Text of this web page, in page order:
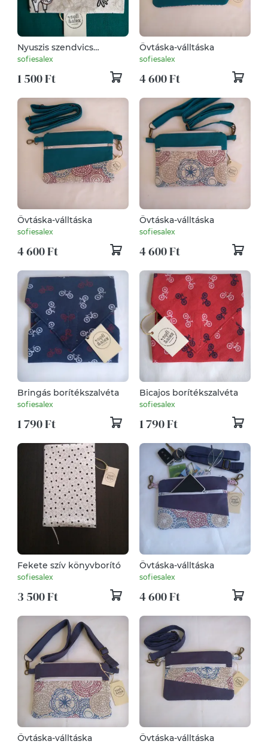
Nyuszis szendvics
csomagoló szalvéta
sofiesalex
1 500 Ft
Övtáska-válltáska
sofiesalex
4 600 Ft
Övtáska-válltáska
sofiesalex
4 600 Ft
Övtáska-válltáska
sofiesalex
4 600 Ft
Bringás borítékszalvéta
sofiesalex
1 790 Ft
Bicajos borítékszalvéta
sofiesalex
1 790 Ft
Fekete szív könyvborító
sofiesalex
3 500 Ft
Övtáska-válltáska
sofiesalex
4 600 Ft
Övtáska-válltáska Övtáska-válltáska